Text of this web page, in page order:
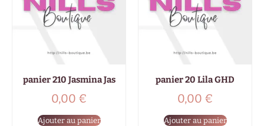
panier 210 Jasmina Jas
0,00 €
Ajouter au panier
panier 20 Lila GHD
0,00 €
Ajouter au panier